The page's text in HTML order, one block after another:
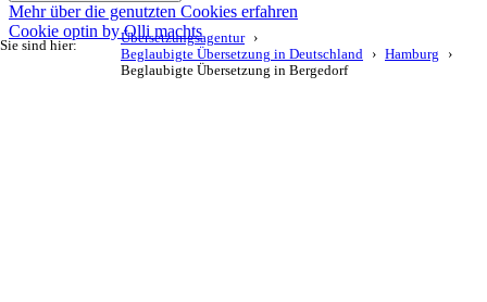
Sie sind hier:
Übersetzungsagentur
Beglaubigte Übersetzung in Deutschland
Hamburg
Beglaubigte Übersetzung in Bergedorf
Mehr über die genutzten Cookies erfahren
Cookie optin by Olli machts